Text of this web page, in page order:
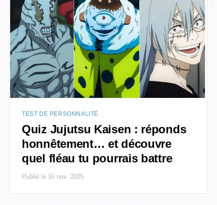
TEST DE PERSONNALITÉ
Quiz Jujutsu Kaisen : réponds
honnêtement… et découvre
quel fléau tu pourrais battre
Publié le 16 nov. 2025